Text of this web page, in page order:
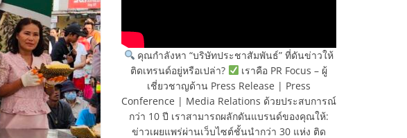
คุณกำลังหา “บริษัทประชาสัมพันธ์” ที่ดันข่าวให้
ติดเทรนด์อยู่หรือเปล่า?
เราคือ PR Focus – ผู้
เชี่ยวชาญด้าน Press Release | Press
Conference | Media Relations ด้วยประสบการณ์
กว่า 10 ปี เราสามารถผลักดันแบรนด์ของคุณให้:
ข่าวเผยแพร่ผ่านเว็บไซต์ชั้นนำกว่า 30 แห่ง ติด